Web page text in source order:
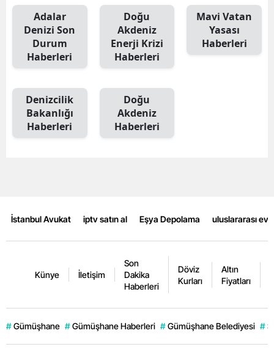
Kırşehir
Kocaeli
Konya
Manisa
Muş
Nevşehir
Rize
Adalar
Denizi Son
Durum
Haberleri
Doğu
Akdeniz
Enerji Krizi
Haberleri
Mavi Vatan
Yasası
Haberleri
Denizcilik
Bakanlığı
Haberleri
Doğu
Akdeniz
Haberleri
İstanbul Avukat iptv satın al Eşya Depolama uluslararası
Künye İletişim
Son
Dakika
Haberleri
Döviz
Kurları
Altın
Fiyatları
# Gümüşhane # Gümüşhane Haberleri # Gümüşhane Belediyesi #